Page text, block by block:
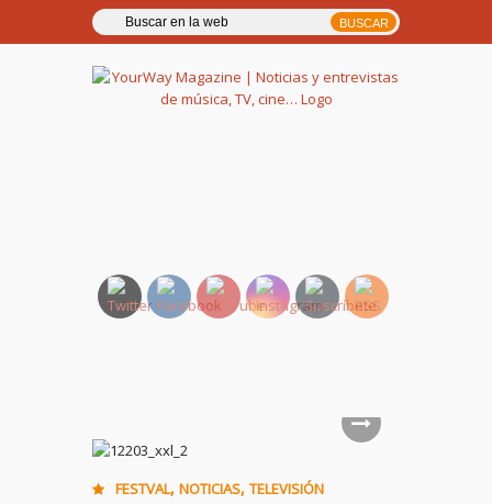
FESTVAL, NOTICIAS, TELEVISIÓN